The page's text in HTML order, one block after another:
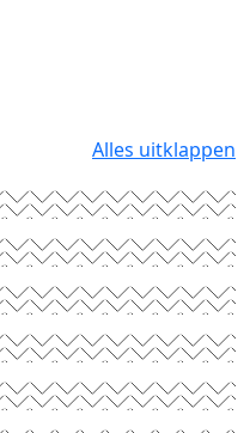
Alles uitklappen